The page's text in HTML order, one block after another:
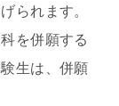
られます。
を併願する
生は、併願